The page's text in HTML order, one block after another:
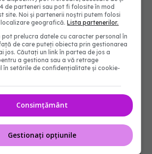
roata
că pentru reformarea sistemului
inspira din modul în care
din alte regiune, evident,
la particularitățile din
roata, cum ați spus și
ne gândim la modele
sisteme de alocare din Europa,
de parteneri sau pot fi folosite în mod
site. Noi și partenerii noștri putem folosi
geografică.Lista partenerilor.
pot prelucra datele cu caracter personal în
de care puteți obiecta prin gestionarea
jos. Căutați un link în partea de jos a
a gestiona sau a vă retrage
în setările de confidențialitate și cookie-
Consimțământ
Gestionați opțiunile